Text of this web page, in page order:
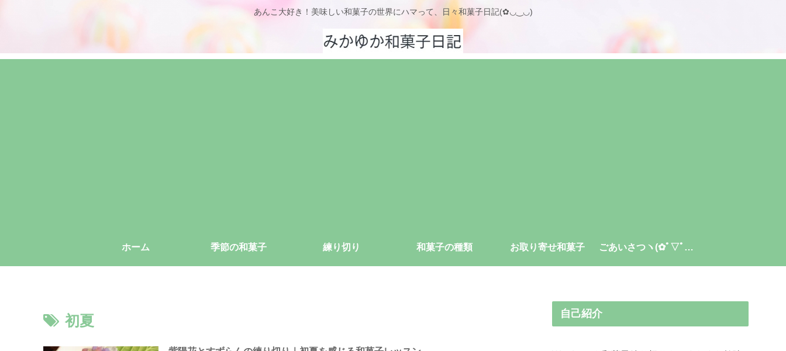
あんこ大好き！美味しい和菓子の世界にハマって、日々和菓子日記(✿◡‿◡)
ホーム 季節の和菓子 練り切り 和菓子の種類 お取り寄せ和菓子 ごあいさつヽ(✿ﾟ▽ﾟ）・プロフィール
初夏 自己紹介